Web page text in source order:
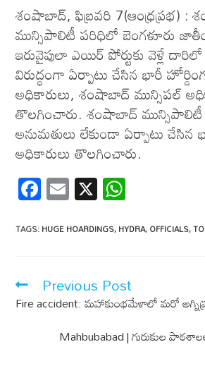
శంషాబాద్, ఫిబ్రవరి 7(ఆంధ్రప్రభ) :
మున్సిపాలిటీ పరిధిలో బెంగళూరు
ఇరువైపులా ఎయిర్ పోర్టుకు వెళ్లే
విరుద్ధంగా ఏర్పాటు చేసిన భారీ
అధికారులు, శంషాబాద్ మున్సిపల్
తొలగించారు. శంషాబాద్
అనుమతులు లేకుండా ఏర్పాటు చేసిన
అధికారులు తొలగించారు.
F
ac
e
o
o
E
m
ail
X
at
A
p
p
TAGS:HUGE HOARDINGS,HYDRA,OFFICIALS,
Previous Post
Fire accident: మహాకుంభమేళాలో మరో
Mahbubabad | గురుకుల